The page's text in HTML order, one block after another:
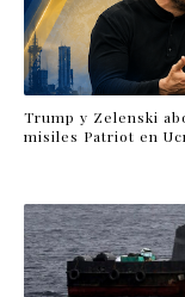
Trump y Zelenski
misiles Patriot en